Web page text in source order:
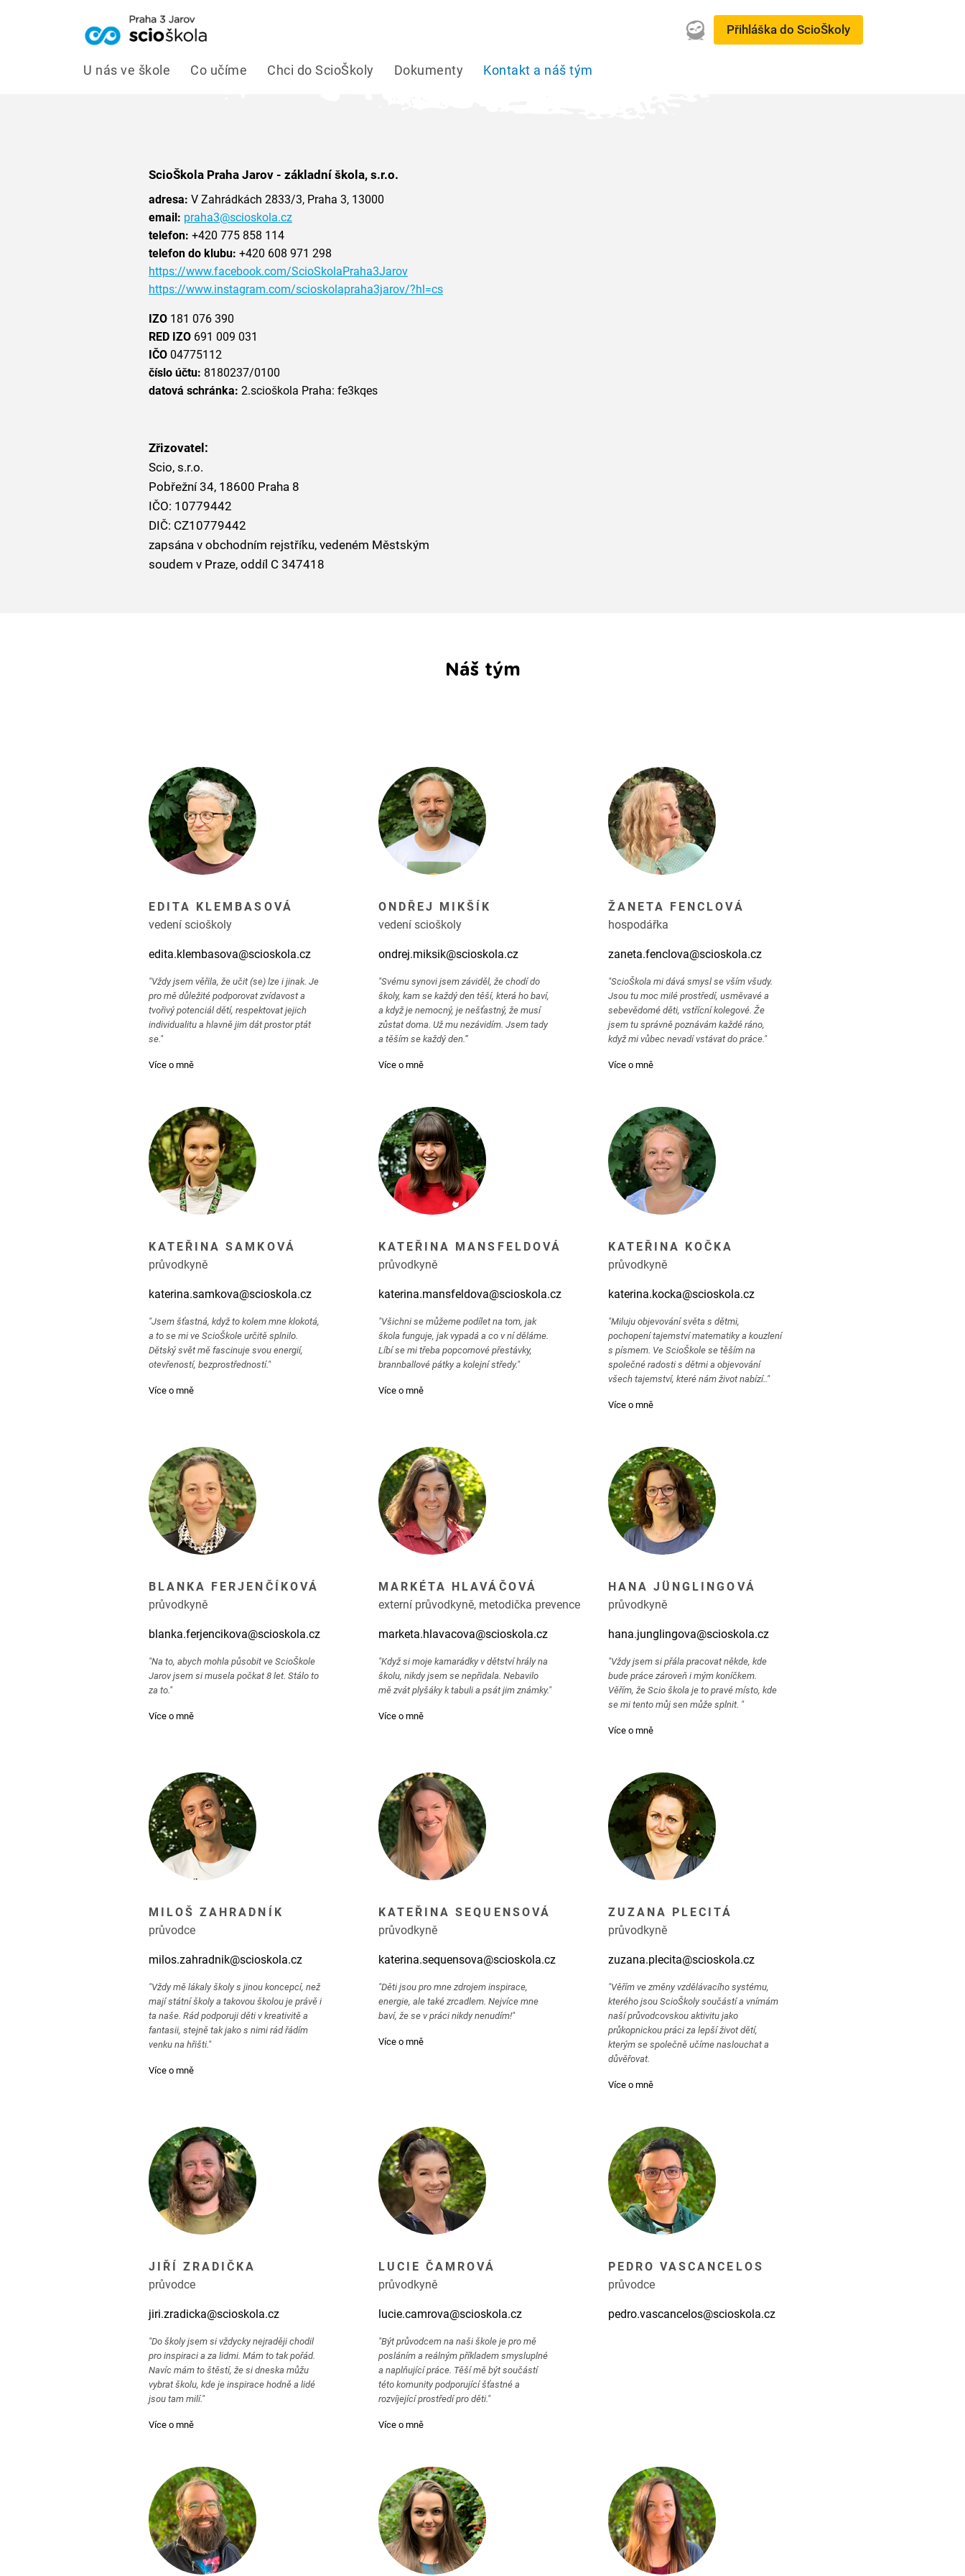
Přihláška do ScioŠkoly
U nás ve škole Co učíme Chci do ScioŠkoly Dokumenty Kontakt a náš tým
ScioŠkola Praha Jarov - základní škola, s.r.o.
adresa: V Zahrádkách 2833/3, Praha 3, 13000
email: praha3@scioskola.cz
telefon: +420 775 858 114
telefon do klubu: +420 608 971 298
https://www.facebook.com/ScioSkolaPraha3Jarov
https://www.instagram.com/scioskolapraha3jarov/?hl=cs
IZO 181 076 390
RED IZO 691 009 031
IČO 04775112
číslo účtu: 8180237/0100
datová schránka: 2.scioškola Praha: fe3kqes
Zřizovatel:
Scio, s.r.o.
Pobřežní 34, 18600 Praha 8
IČO: 10779442
DIČ: CZ10779442
zapsána v obchodním rejstříku, vedeném Městským
soudem v Praze, oddíl C 347418
Náš tým
EDITA KLEMBASOVÁ
vedení scioškoly
edita.klembasova@scioskola.cz
"Vždy jsem věřila, že učit (se) lze i jinak. Je
pro mě důležité podporovat zvídavost a
tvořivý potenciál dětí, respektovat jejich
individualitu a hlavně jim dát prostor ptát
se."
Více o mně
ONDŘEJ MIKŠÍK
vedení scioškoly
ondrej.miksik@scioskola.cz
"Svému synovi jsem záviděl, že chodí do
školy, kam se každý den těší, která ho baví,
a když je nemocný, je nešťastný, že musí
zůstat doma. Už mu nezávidím. Jsem tady
a těším se každý den.”
Více o mně
ŽANETA FENCLOVÁ
hospodářka
zaneta.fenclova@scioskola.cz
"ScioŠkola mi dává smysl se vším všudy.
Jsou tu moc milé prostředí, usměvavé a
sebevědomé děti, vstřícní kolegové. Že
jsem tu správně poznávám každé ráno,
když mi vůbec nevadí vstávat do práce."
Více o mně
KATEŘINA SAMKOVÁ
průvodkyně
katerina.samkova@scioskola.cz
"Jsem šťastná, když to kolem mne klokotá,
a to se mi ve ScioŠkole určitě splnilo.
Dětský svět mě fascinuje svou energií,
otevřeností, bezprostředností."
Více o mně
KATEŘINA MANSFELDOVÁ
průvodkyně
katerina.mansfeldova@scioskola.cz
"Všichni se můžeme podílet na tom, jak
škola funguje, jak vypadá a co v ní děláme.
Líbí se mi třeba popcornové přestávky,
brannballové pátky a kolejní středy."
Více o mně
KATEŘINA KOČKA
průvodkyně
katerina.kocka@scioskola.cz
"Miluju objevování světa s dětmi,
pochopení tajemství matematiky a kouzlení
s písmem. Ve ScioŠkole se těším na
společné radosti s dětmi a objevování
všech tajemství, které nám život nabízí.."
Více o mně
BLANKA FERJENČÍKOVÁ
průvodkyně
blanka.ferjencikova@scioskola.cz
"Na to, abych mohla působit ve ScioŠkole
Jarov jsem si musela počkat 8 let. Stálo to
za to."
Více o mně
MARKÉTA HLAVÁČOVÁ
externí průvodkyně, metodička prevence
marketa.hlavacova@scioskola.cz
"Když si moje kamarádky v dětství hrály na
školu, nikdy jsem se nepřidala. Nebavilo
mě zvát plyšáky k tabuli a psát jim známky."
Více o mně
HANA JÜNGLINGOVÁ
průvodkyně
hana.junglingova@scioskola.cz
"Vždy jsem si přála pracovat někde, kde
bude práce zároveň i mým koníčkem.
Věřím, že Scio škola je to pravé místo, kde
se mi tento můj sen může splnit. "
Více o mně
MILOŠ ZAHRADNÍK
průvodce
milos.zahradnik@scioskola.cz
"Vždy mě lákaly školy s jinou koncepcí, než
mají státní školy a takovou školou je právě i
ta naše. Rád podporuji děti v kreativitě a
fantasii, stejně tak jako s nimi rád řádím
venku na hřišti."
Více o mně
KATEŘINA SEQUENSOVÁ
průvodkyně
katerina.sequensova@scioskola.cz
"Děti jsou pro mne zdrojem inspirace,
energie, ale také zrcadlem. Nejvíce mne
baví, že se v práci nikdy nenudím!"
Více o mně
ZUZANA PLECITÁ
průvodkyně
zuzana.plecita@scioskola.cz
"Věřím ve změny vzdělávacího systému,
kterého jsou ScioŠkoly součástí a vnímám
naší průvodcovskou aktivitu jako
průkopnickou práci za lepší život dětí,
kterým se společně učíme naslouchat a
důvěřovat.
Více o mně
JIŘÍ ZRADIČKA
průvodce
jiri.zradicka@scioskola.cz
"Do školy jsem si vždycky nejraději chodil
pro inspiraci a za lidmi. Mám to tak pořád.
Navíc mám to štěstí, že si dneska můžu
vybrat školu, kde je inspirace hodně a lidé
jsou tam milí."
Více o mně
LUCIE ČAMROVÁ
průvodkyně
lucie.camrova@scioskola.cz
"Být průvodcem na naši škole je pro mě
posláním a reálným příkladem smysluplné
a naplňující práce. Těší mě být součástí
této komunity podporující šťastné a
rozvíjející prostředí pro děti."
Více o mně
PEDRO VASCANCELOS
průvodce
pedro.vascancelos@scioskola.cz